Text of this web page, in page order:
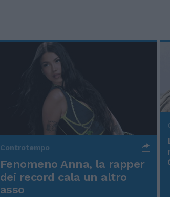
Controtempo
Fenomeno Anna, la rapper
dei record cala un altro
asso